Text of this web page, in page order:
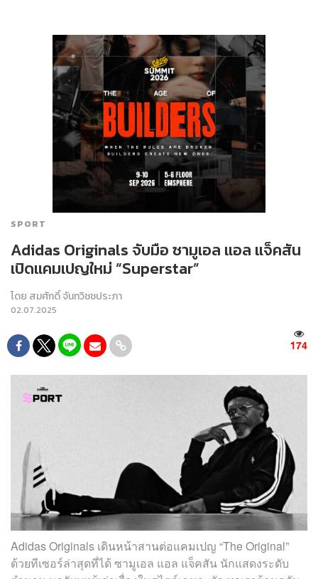
SPORT
Adidas Originals จับมือ ซามูเอล แอล แจ็คสัน
เปิดแคมเปญใหม่ “Superstar”
โดย สมศักดิ์ จันทวิชชประภา
02.07.2025
174
Adidas Originals เดินหน้าสานต่อแคมเปญ “The Original”
ด้วยทีเซอร์ล่าสุดที่ได้ ซามูเอล แอล แจ็คสัน นักแสดงระดับ